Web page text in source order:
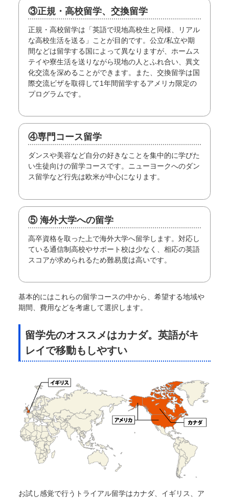
③正規・高校留学、交換留学
正規・高校留学は「英語で現地高校生と同様、リアル
な高校生活を送る」ことが目的です。公立/私立や期
間などは留学する国によって異なりますが、ホームス
テイや寮生活を送りながら現地の人とふれ合い、異文
化交流を深めることができます。また、交換留学は国
際交流ビザを取得して1年間留学するアメリカ限定の
プログラムです。
④専門コース留学
ダンスや美容など自分の好きなことを集中的に学びた
い生徒向けの留学コースです。ニューヨークへのダン
ス留学など行先は欧米が中心になります。
⑤ 海外大学への留学
高卒資格を取った上で海外大学へ留学します。対応し
ている通信制高校やサポート校は少なく、相応の英語
スコアが求められるため難易度は高いです。
基本的にはこれらの留学コースの中から、希望する地域や
期間、費用などを考慮して選択します。
留学先のオススメはカナダ。英語がキ
レイで移動もしやすい
お試し感覚で行うトライアル留学はカナダ、イギリス、ア